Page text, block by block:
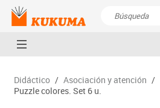
Didáctico / Asociación y atención /
Puzzle colores. Set 6 u.